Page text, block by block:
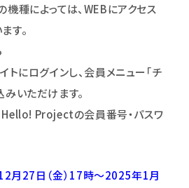
機種によっては、WEBにアクセス
す。
トにログインし、会員メニュー｢チ
いただけます。
Projectの会員番号・パスワ
月27日（金）17時～2025年1月